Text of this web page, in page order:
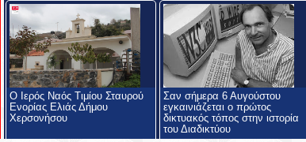
Ο Ιερός Ναός Τιμίου Σταυρού
Ενορίας Ελιάς Δήμου
Χερσονήσου
Σαν σήμερα 6 Αυγούστου
εγκαινιάζεται ο πρώτος
δικτυακός τόπος στην ιστορία
του Διαδικτύου